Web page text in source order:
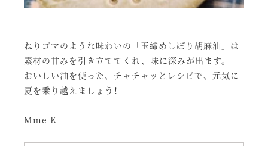
ねりゴマのような味わいの「玉締めしぼり胡麻油」は
素材の甘みを引き立ててくれ、味に深みが出ます。
おいしい油を使った、チャチャッとレシピで、元気に
夏を乗り越えましょう！
Mme K